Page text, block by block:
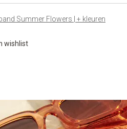
Summer Flowers | + kleuren
wishlist